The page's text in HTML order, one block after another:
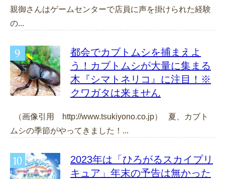
親御さんはゲームセンターで店員に声を掛けられた経験
の...
都会でカブトムシを捕まえよ
う！カブトムシが大量に集まる
木『シマトネリコ』に注目！※
クワガタは来ません
（画像引用 http://www.tsukiyono.co.jp） 夏、カブト
ムシの季節がやってきました！...
2023年は「ひろがるスカイプリ
キュア」年末の予告は無かった